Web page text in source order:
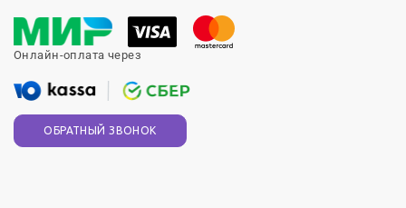
Онлайн-оплата через
ОБРАТНЫЙ ЗВОНОК